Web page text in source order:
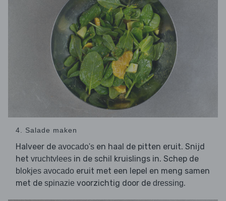
4. Salade maken
Halveer de avocado's en haal de pitten eruit. Snijd
het vruchtvlees in de schil kruislings in. Schep de
blokjes avocado eruit met een lepel en meng samen
met de spinazie voorzichtig door de dressing.